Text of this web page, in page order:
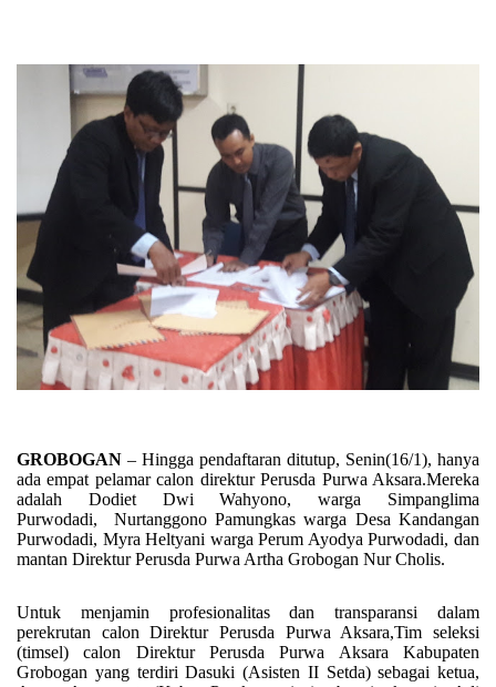
GROBOGAN – Hingga pendaftaran ditutup, Senin(16/1), hanya
ada empat pelamar calon direktur Perusda Purwa Aksara.Mereka
adalah Dodiet Dwi Wahyono, warga Simpanglima
Purwodadi,
Nurtanggono Pamungkas warga Desa Kandangan
Purwodadi, Myra Heltyani warga Perum Ayodya Purwodadi, dan
mantan Direktur Perusda Purwa Artha Grobogan Nur Cholis.
Untuk menjamin profesionalitas dan transparansi dalam
perekrutan calon Direktur Perusda Purwa Aksara,Tim seleksi
(timsel) calon Direktur Perusda Purwa Aksara Kabupaten
Grobogan yang terdiri Dasuki (Asisten II Setda) sebagai ketua,